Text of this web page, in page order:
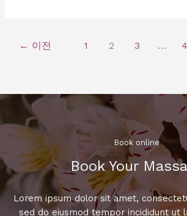
어
다.
고
치
천!
꼭
문
← 이전 1 2 3 …
Book online​
Book Your
Lorem ipsum dolor sit amet,
sed do eiusmod tempor incididunt ut